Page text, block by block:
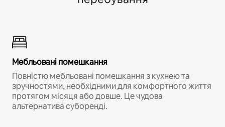
Мебльовані помешкання
Повністю мебльовані помешкання з кухнею та
зручностями, необхідними для комфортного життя
протягом місяця або довше. Це чудова
альтернатива суборенді.